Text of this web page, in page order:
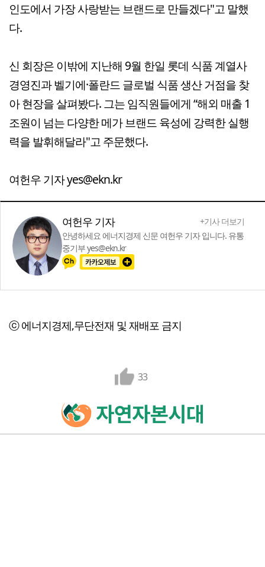
인도에서 가장 사랑받는 브랜드로 만들겠다"고 말했
다.
신 회장은 이밖에 지난해 9월 한일 롯데 식품 계열사
경영진과 벨기에·폴란드 글로벌 식품 생산 거점을 찾
아 현장을 살펴봤다. 그는 임직원들에게 “해외 매출 1
조원이 넘는 다양한 메가 브랜드 육성에 강력한 실행
력을 발휘해달라"고 주문했다.
여헌우 기자 yes@ekn.kr
여헌우 기자
+기사 더보기
안녕하세요 에너지경제 신문 여헌우 기자 입니다. 유통
중기부 yes@ekn.kr
ⓒ 에너지경제,무단전재 및 재배포 금지
33